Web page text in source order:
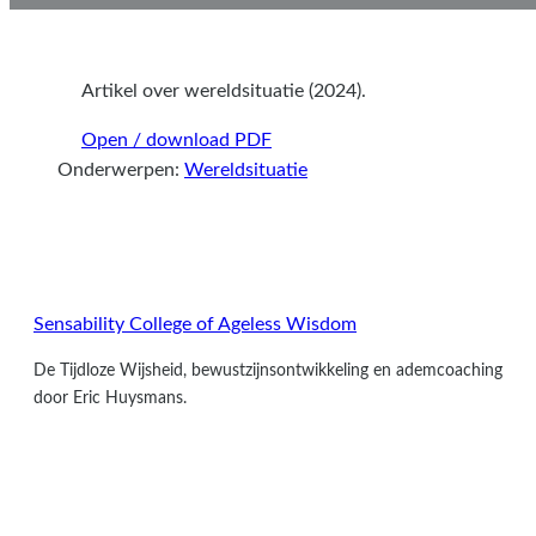
Artikel over wereldsituatie (2024).
Open / download PDF
Onderwerpen: Wereldsituatie
Sensability College of Ageless Wisdom
De Tijdloze Wijsheid, bewustzijnsontwikkeling en ademcoaching
door Eric Huysmans.